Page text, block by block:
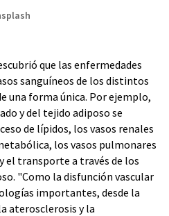
que las enfermedades
sanguíneos de los distintos
una forma única. Por ejemplo,
y del tejido adiposo se
de lípidos, los vasos renales
los vasos pulmonares
el transporte a través de los
"Como la disfunción vascular
importantes, desde la
aterosclerosis y la